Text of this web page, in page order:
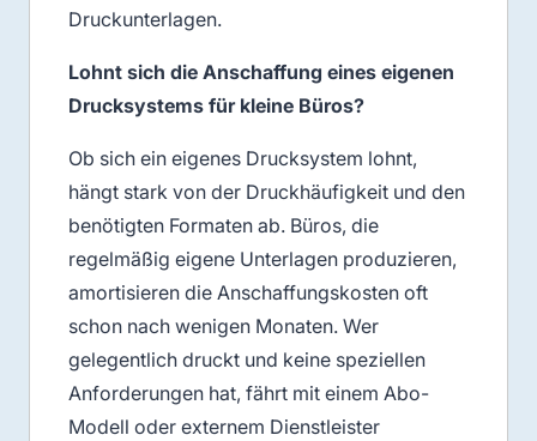
Druckunterlagen.
Lohnt sich die Anschaffung eines eigenen
Drucksystems für kleine Büros?
Ob sich ein eigenes Drucksystem lohnt,
hängt stark von der Druckhäufigkeit und den
benötigten Formaten ab. Büros, die
regelmäßig eigene Unterlagen produzieren,
amortisieren die Anschaffungskosten oft
schon nach wenigen Monaten. Wer
gelegentlich druckt und keine speziellen
Anforderungen hat, fährt mit einem Abo-
Modell oder externem Dienstleister